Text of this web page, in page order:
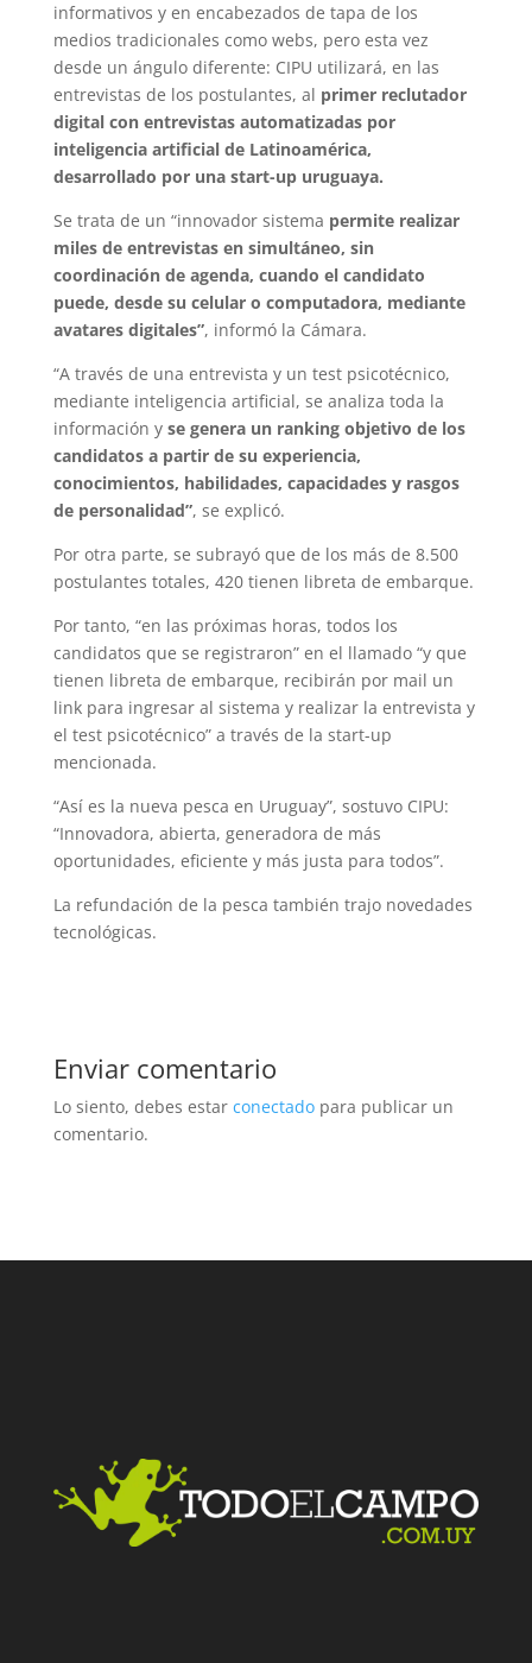
informativos y en encabezados de tapa de los
medios tradicionales como webs, pero esta vez
desde un ángulo diferente: CIPU utilizará, en las
entrevistas de los postulantes, al primer reclutador
digital con entrevistas automatizadas por
inteligencia artificial de Latinoamérica,
desarrollado por una start-up uruguaya.
Se trata de un “innovador sistema permite realizar
miles de entrevistas en simultáneo, sin
coordinación de agenda, cuando el candidato
puede, desde su celular o computadora, mediante
avatares digitales”, informó la Cámara.
“A través de una entrevista y un test psicotécnico,
mediante inteligencia artificial, se analiza toda la
información y se genera un ranking objetivo de los
candidatos a partir de su experiencia,
conocimientos, habilidades, capacidades y rasgos
de personalidad”, se explicó.
Por otra parte, se subrayó que de los más de 8.500
postulantes totales, 420 tienen libreta de embarque.
Por tanto, “en las próximas horas, todos los
candidatos que se registraron” en el llamado “y que
tienen libreta de embarque, recibirán por mail un
link para ingresar al sistema y realizar la entrevista y
el test psicotécnico” a través de la start-up
mencionada.
“Así es la nueva pesca en Uruguay”, sostuvo CIPU:
“Innovadora, abierta, generadora de más
oportunidades, eficiente y más justa para todos”.
La refundación de la pesca también trajo novedades
tecnológicas.
Enviar comentario
Lo siento, debes estar conectadopara publicar un
comentario.
Facebook